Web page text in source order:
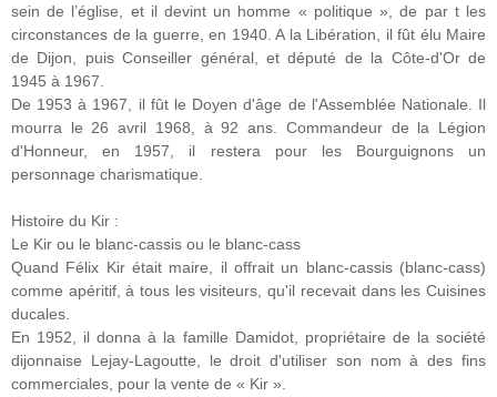
sein de l’église, et il devint un homme « politique », de par t les
circonstances de la guerre, en 1940. A la Libération, il fût élu Maire
de Dijon, puis Conseiller général, et député de la Côte-d'Or de
1945 à 1967.
De 1953 à 1967, il fût le Doyen d'âge de l'Assemblée Nationale. Il
mourra le 26 avril 1968, à 92 ans. Commandeur de la Légion
d'Honneur, en 1957, il restera pour les Bourguignons un
personnage charismatique.
Histoire du Kir :
Le Kir ou le blanc-cassis ou le blanc-cass
Quand Félix Kir était maire, il offrait un blanc-cassis (blanc-cass)
comme apéritif, à tous les visiteurs, qu'il recevait dans les Cuisines
ducales.
En 1952, il donna à la famille Damidot, propriétaire de la société
dijonnaise Lejay-Lagoutte, le droit d'utiliser son nom à des fins
commerciales, pour la vente de « Kir ».